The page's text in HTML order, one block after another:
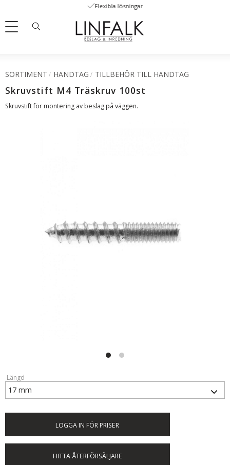
Meny
Flexibla lösningar
SORTIMENT HANDTAG TILLBEHÖR TILL HANDTAG
Skruvstift M4 Träskruv 100st
Skruvstift för montering av beslag på väggen.
Längd
LOGGA IN FÖR PRISER
HITTA ÅTERFÖRSÄLJARE